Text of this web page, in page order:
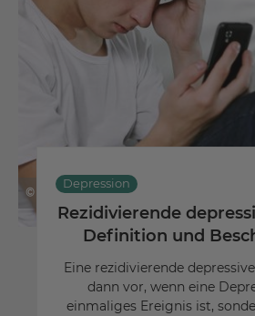
© Sabphoto - Fotolia
Depression
Rezidivierende
Definition und
Eine rezidivierende
dann vor, wenn eine
einmaliges Ereignis ist,